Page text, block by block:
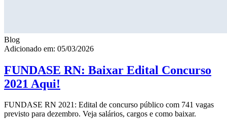
Blog
Adicionado em: 05/03/2026
FUNDASE RN: Baixar Edital Concurso
2021 Aqui!
FUNDASE RN 2021: Edital de concurso público com 741 vagas
previsto para dezembro. Veja salários, cargos e como baixar.